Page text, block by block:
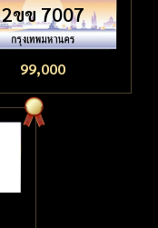
2ขข 7007
99,000